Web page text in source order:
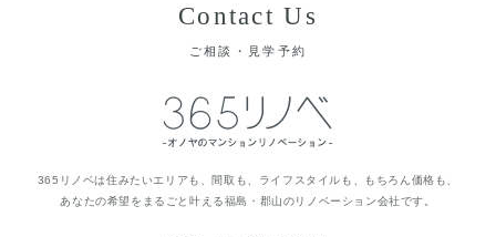
Contact Us
ご相談・見学予約
365リノベは住みたいエリアも、間取も、ライフスタイルも、もちろん価格も、
あなたの希望をまるごと叶える福島・郡山のリノベーション会社です。